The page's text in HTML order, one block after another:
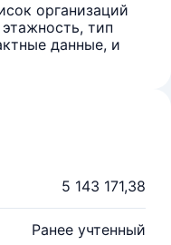
организаций
тип
данные, и
5 143 171,38
Ранее учтенный